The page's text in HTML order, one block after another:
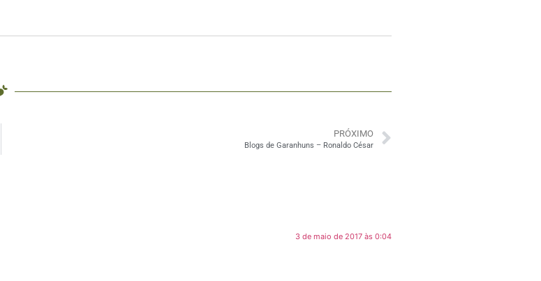
PRÓXIMO
Blogs de Garanhuns – Ronaldo César
3 de maio de 2017 às 0:04